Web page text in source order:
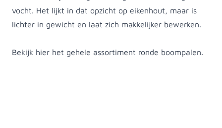
vocht. Het lijkt in dat opzicht op eikenhout, maar is
lichter in gewicht en laat zich makkelijker bewerken.
Bekijk hier het gehele assortiment ronde boompalen.